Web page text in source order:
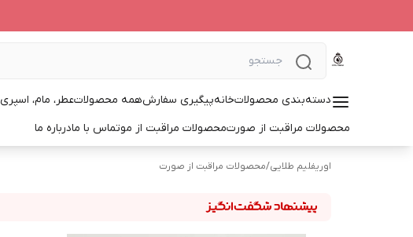
دسته‌بندی محصولاتخانهپیگیری سفارشهمه محصولاتعطر، مام، اسپری
محصولات مراقبت از صورتمحصولات مراقبت از موتماس با مادرباره ما
اوریفلیم طلایی/محصولات مراقبت از صورت